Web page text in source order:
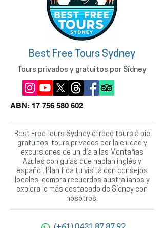
Best Free Tours Sydney
Tours privados y gratuitos por Sídney
ABN: 17 756 580 602
Best Free Tours Sydney ofrece tours a pie
gratuitos, tours privados por la ciudad y
excursiones de un día a las Montañas
Azules con guías que hablan inglés y
español. Planifica tu visita con consejos
locales, compra recuerdos australianos y
explora lo más destacado de Sídney con
nosotros.